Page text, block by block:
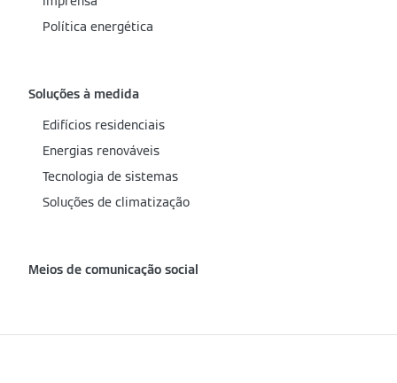
Política energética
Soluções à medida
Edifícios residenciais
Energias renováveis
Tecnologia de sistemas
Soluções de climatização
Meios de comunicação social